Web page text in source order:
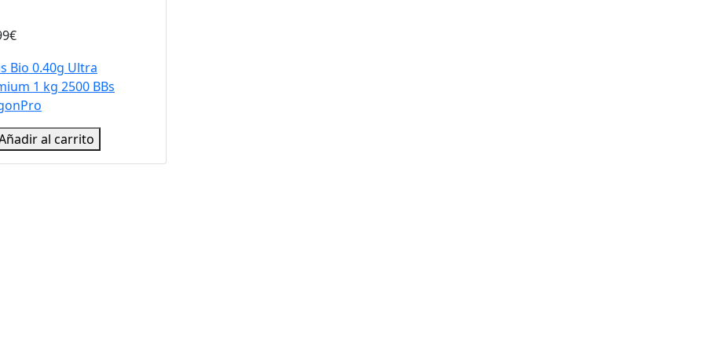
Bio 0.40g Ultra
1 kg 2500 BBs
al carrito